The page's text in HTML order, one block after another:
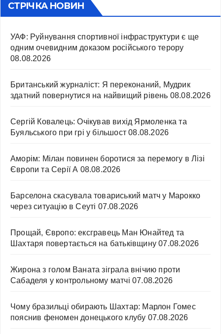
СТРІЧКА НОВИН
УАФ: Руйнування спортивної інфраструктури є ще
одним очевидним доказом російського терору
08.08.2026
Британський журналіст: Я переконаний, Мудрик
здатний повернутися на найвищий рівень 08.08.2026
Сергій Ковалець: Очікував вихід Ярмоленка та
Буяльського при грі у більшост 08.08.2026
Аморім: Мілан повинен боротися за перемогу в Лізі
Європи та Серії А 08.08.2026
Барселона скасувала товариський матч у Марокко
через ситуацію в Сеуті 07.08.2026
Прощай, Європо: ексгравець Ман Юнайтед та
Шахтаря повертається на батьківщину 07.08.2026
Жирона з голом Ваната зіграла внічию проти
Сабаделя у контрольному матчі 07.08.2026
Чому бразильці обирають Шахтар: Марлон Гомес
пояснив феномен донецького клубу 07.08.2026